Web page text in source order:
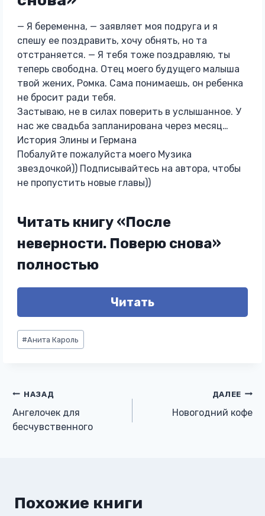
— Я беременна, — заявляет моя подруга и я
спешу ее поздравить, хочу обнять, но та
отстраняется. — Я тебя тоже поздравляю, ты
теперь свободна. Отец моего будущего малыша
твой жених, Ромка. Сама понимаешь, он ребенка
не бросит ради тебя.
Застываю, не в силах поверить в услышанное. У
нас же свадьба запланирована через месяц…
История Элины и Германа
Побалуйте пожалуйста моего Музика
звездочкой)) Подписывайтесь на автора, чтобы
не пропустить новые главы))
Читать книгу «После
неверности. Поверю снова»
полностью
Читать
Метки
записи:
#Анита Кароль
Навигация
по
НАЗАД
Ангелочек для
бесчувственного
ДАЛЕЕ
Новогодний кофе
Похожие книги